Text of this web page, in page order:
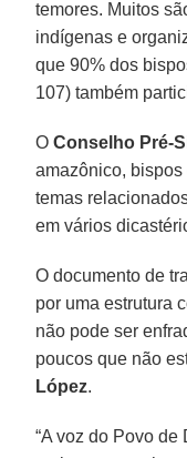
temores. Muitos
indígenas e
que 90% dos
107) também
OConselho Pré-
amazônico,
temas
em vários
O documento de
por uma estrutura
não pode ser
poucos que não
López.
“A voz do Povo de